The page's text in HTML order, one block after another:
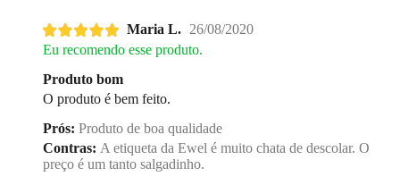
Maria L. 26/08/2020
Eu recomendo esse produto.
Produto bom
O produto é bem feito.
Prós: Produto de boa qualidade
Contras: A etiqueta da Ewel é muito chata de descolar. O
preço é um tanto salgadinho.